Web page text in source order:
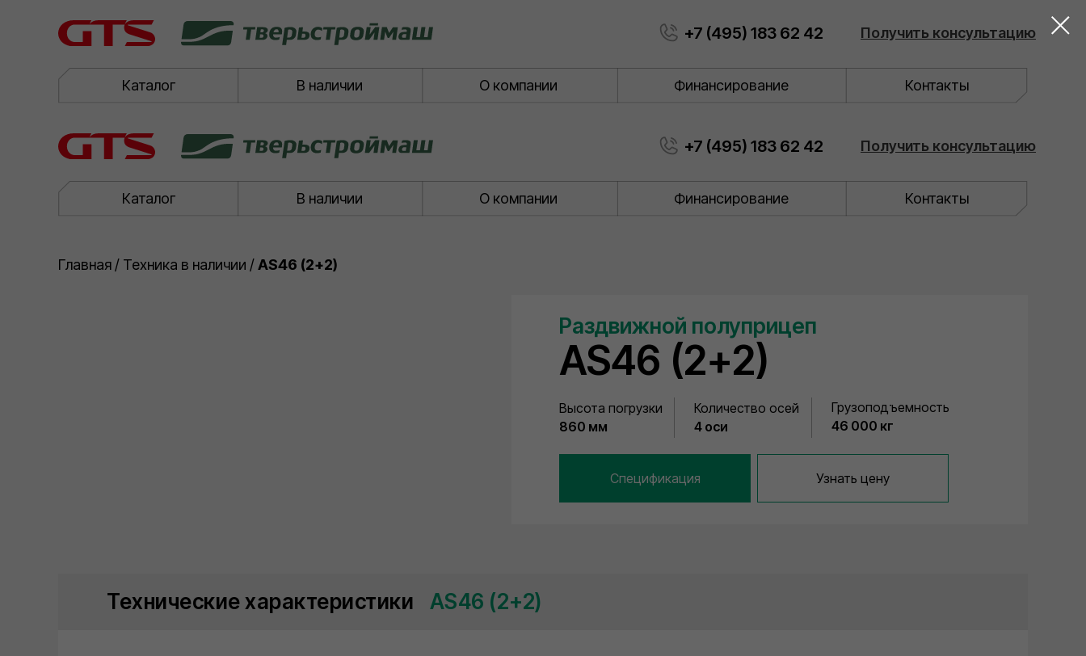
+7 (495) 183 62 42 Получить консультацию
Каталог В наличии О компании Финансирование Контакты
+7 (495) 183 62 42 Получить консультацию
Каталог В наличии О компании Финансирование Контакты
Спецификация Узнать цену
Главная / Техника в наличии /AS46 (2+2)
Раздвижной полуприцеп
AS46 (2+2)
Высота погрузки
860 мм
Количество осей
4 оси
Грузоподъемность
46 000 кг
Технические характеристики ⠀AS46 (2+2)